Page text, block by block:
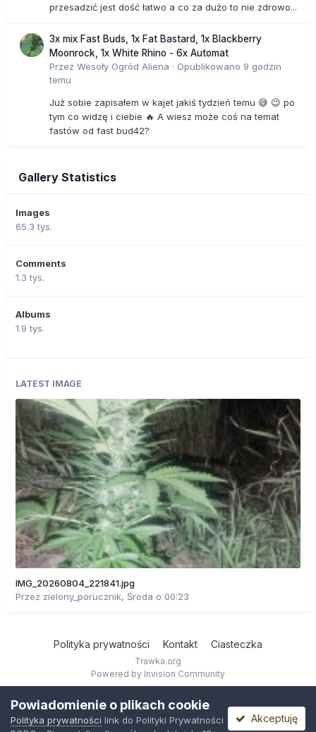
przesadzić jest dość łatwo a co za dużo to nie zdrowo...
3x mix Fast Buds, 1x Fat Bastard, 1x Blackberry
Moonrock, 1x White Rhino - 6x Automat
Przez Wesoły Ogród Aliena · Opublikowano 9 godzin
temu
Już sobie zapisałem w kajet jakiś tydzień temu 😅 😉 po
tym co widzę i ciebie 🔥 A wiesz może coś na temat
fastów od fast bud42?
Gallery Statistics
Images
65.3 tys.
Comments
1.3 tys.
Albums
1.9 tys.
LATEST IMAGE
IMG_20260804_221841.jpg
Przez zielony_porucznik, Środa o 00:23
Polityka prywatności Kontakt Ciasteczka
Trawka.org
Powered by Invision Community
Powiadomienie o plikach cookie
Polityka prywatności link do Polityki Prywatności
Akceptuję